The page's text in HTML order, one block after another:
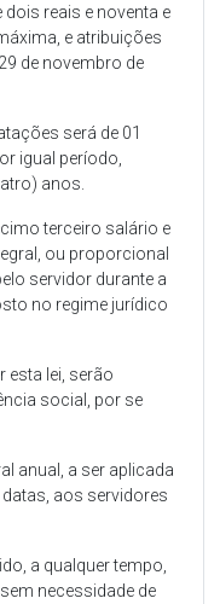
reais e noventa e
e atribuições
29 de novembro de
será de 01
igual período,
anos.
terceiro salário e
ou proporcional
servidor durante a
no regime jurídico
esta lei, serão
social, por se
anual, a ser aplicada
aos servidores
a qualquer tempo,
necessidade de